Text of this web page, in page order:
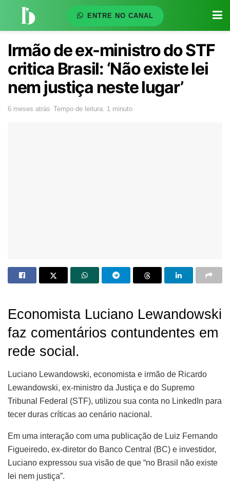
ENTRE NO CANAL
Irmão de ex-ministro do STF
critica Brasil: ‘Não existe lei
nem justiça neste lugar’
6 meses atrás Tempo de leitura: 1 minuto
Economista Luciano Lewandowski
faz comentários contundentes em
rede social.
Luciano Lewandowski, economista e irmão de Ricardo
Lewandowski, ex-ministro da Justiça e do Supremo
Tribunal Federal (STF), utilizou sua conta no LinkedIn para
tecer duras críticas ao cenário nacional.
Em uma interação com uma publicação de Luiz Fernando
Figueiredo, ex-diretor do Banco Central (BC) e investidor,
Luciano expressou sua visão de que “no Brasil não existe
lei nem justiça”.